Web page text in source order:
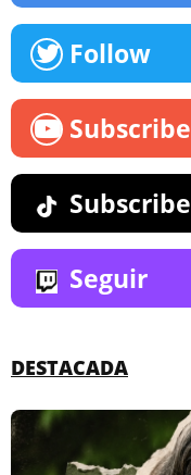
Follow
Subscribe
Subscribe
Seguir
DESTACADA